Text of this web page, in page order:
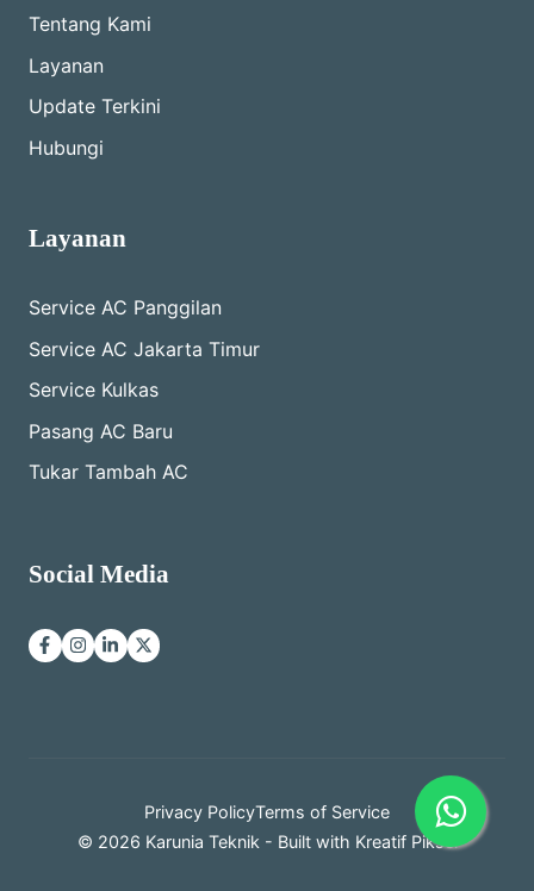
Tentang Kami
Layanan
Update Terkini
Hubungi
Layanan
Service AC Panggilan
Service AC Jakarta Timur
Service Kulkas
Pasang AC Baru
Tukar Tambah AC
Social Media
© 2026 Karunia Teknik - Built with Kreatif Piksel
Privacy PolicyTerms of Service